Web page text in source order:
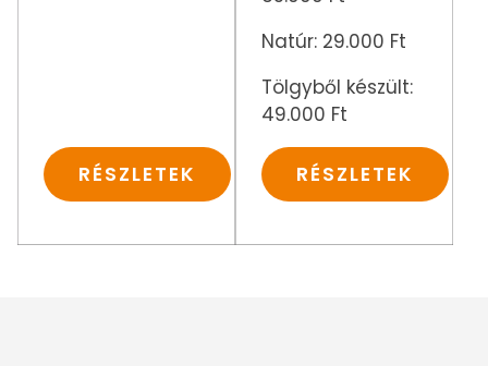
RÉSZLETEK
Natúr: 29.000 Ft
Tölgyből készült:
49.000 Ft
RÉSZLETEK